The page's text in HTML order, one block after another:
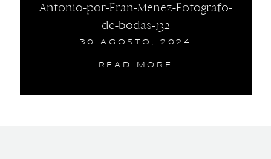
Antonio-por-Fran-Menez-Fotografo-
de-bodas-132
30 AGOSTO, 2024
READ MORE